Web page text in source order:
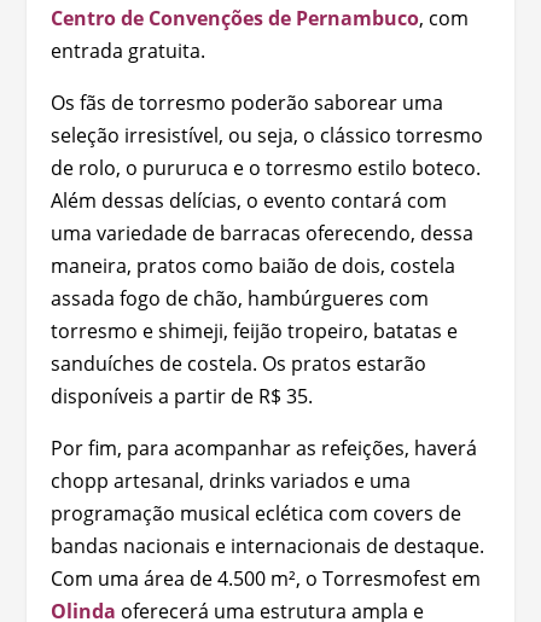
Centro de Convenções de Pernambuco, com
entrada gratuita.
Os fãs de torresmo poderão saborear uma
seleção irresistível, ou seja, o clássico torresmo
de rolo, o pururuca e o torresmo estilo boteco.
Além dessas delícias, o evento contará com
uma variedade de barracas oferecendo, dessa
maneira, pratos como baião de dois, costela
assada fogo de chão, hambúrgueres com
torresmo e shimeji, feijão tropeiro, batatas e
sanduíches de costela. Os pratos estarão
disponíveis a partir de R$ 35.
Por fim, para acompanhar as refeições, haverá
chopp artesanal, drinks variados e uma
programação musical eclética com covers de
bandas nacionais e internacionais de destaque.
Com uma área de 4.500 m², o Torresmofest em
Olinda oferecerá uma estrutura ampla e